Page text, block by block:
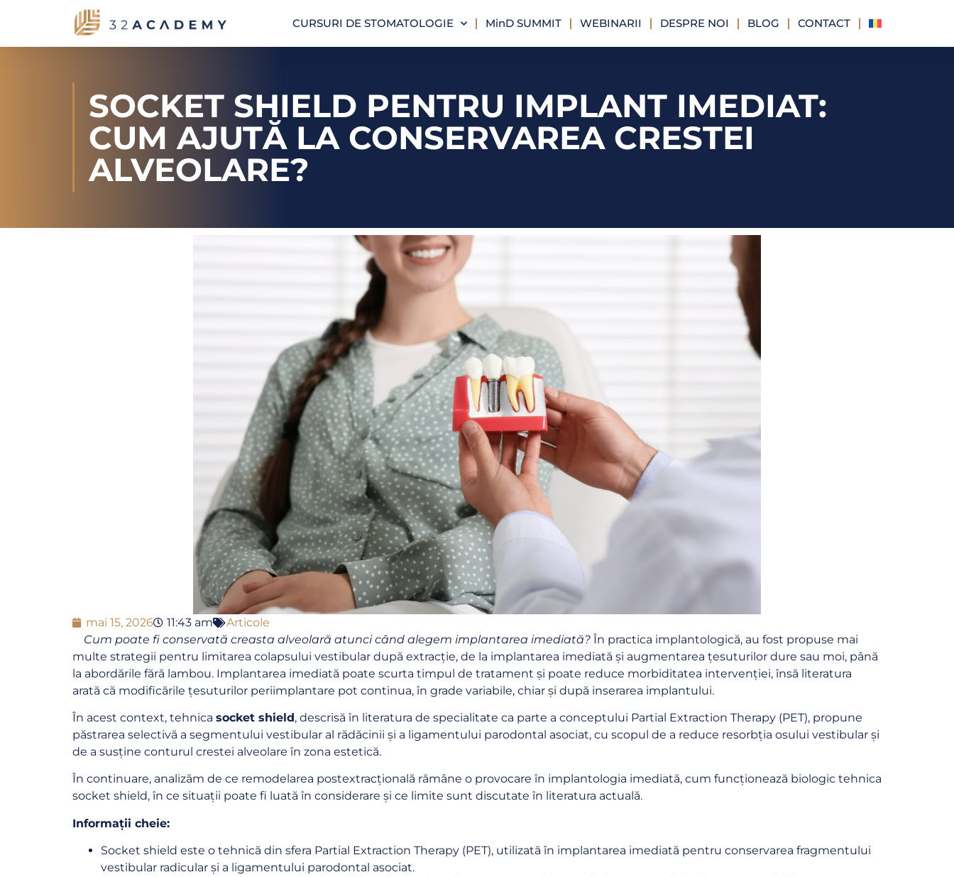
CURSURI DE STOMATOLOGIE MinD SUMMIT WEBINARII DESPRE NOI BLOG CONTACT
SOCKET SHIELD PENTRU IMPLANT IMEDIAT:
CUM AJUTĂ LA CONSERVAREA CRESTEI
ALVEOLARE?
mai 15, 2026 11:43 am
Articole
Cum poate fi conservată creasta alveolară atunci când alegem implantarea imediată? În practica implantologică, au fost propuse mai
multe strategii pentru limitarea colapsului vestibular după extracție, de la implantarea imediată și augmentarea țesuturilor dure sau moi, până
la abordările fără lambou. Implantarea imediată poate scurta timpul de tratament și poate reduce morbiditatea intervenției, însă literatura
arată că modificările țesuturilor periimplantare pot continua, în grade variabile, chiar și după inserarea implantului.
În acest context, tehnica socket shield, descrisă în literatura de specialitate ca parte a conceptului Partial Extraction Therapy (PET), propune
păstrarea selectivă a segmentului vestibular al rădăcinii și a ligamentului parodontal asociat, cu scopul de a reduce resorbția osului vestibular și
de a susține conturul crestei alveolare în zona estetică.
În continuare, analizăm de ce remodelarea postextracțională rămâne o provocare în implantologia imediată, cum funcționează biologic tehnica
socket shield, în ce situații poate fi luată în considerare și ce limite sunt discutate în literatura actuală.
Informații cheie:
Socket shield este o tehnică din sfera Partial Extraction Therapy (PET), utilizată în implantarea imediată pentru conservarea fragmentului
vestibular radicular și a ligamentului parodontal asociat.